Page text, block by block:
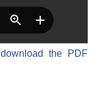
the PDF